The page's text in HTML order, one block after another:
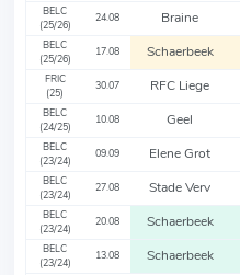
BELC
(25/26)
24.08 Braine
BELC
(25/26)
17.08 Schaerbeek
FRIC
(25)
30.07 RFC Liege
BELC
(24/25)
10.08 Geel
BELC
(23/24)
09.09 Elene Grot
BELC
(23/24)
27.08 Stade Verv
BELC
(23/24)
20.08 Schaerbeek
BELC
(23/24)
13.08 Schaerbeek